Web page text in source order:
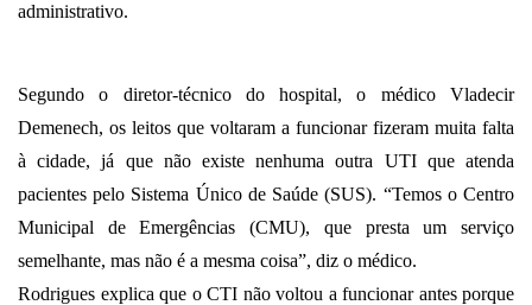
administrativo.
Segundo o diretor-técnico do hospital, o médico Vladecir
Demenech, os leitos que voltaram a funcionar fizeram muita falta
à cidade, já que não existe nenhuma outra UTI que atenda
pacientes pelo Sistema Único de Saúde (SUS). “Temos o Centro
Municipal de Emergências (CMU), que presta um serviço
semelhante, mas não é a mesma coisa”, diz o médico.
Rodrigues explica que o CTI não voltou a funcionar antes porque